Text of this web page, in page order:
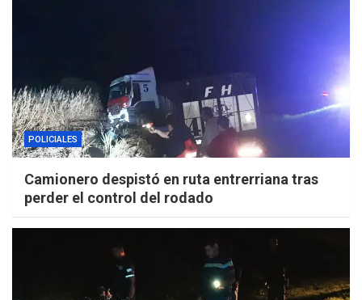
POLICIALES
Camionero despistó en ruta entrerriana tras
perder el control del rodado